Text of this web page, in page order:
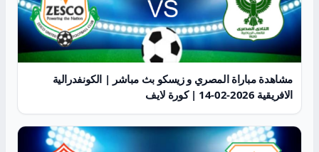
مشاهدة مباراة المصري و زيسكو بث مباشر | الكونفدرالية
الافريقية 2026-02-14 | كورة لايف